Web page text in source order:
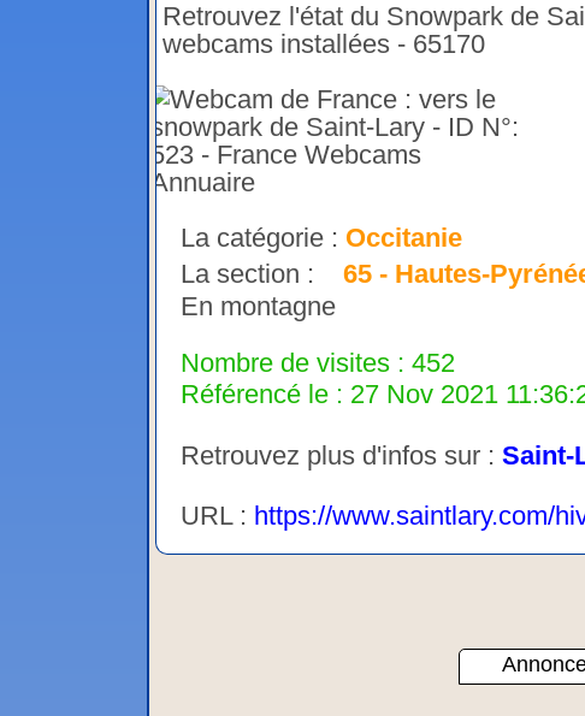
Retrouvez l'état du Snowpark de
webcams installées - 65170
La catégorie : Occitanie
La section : 65 - Hautes-
En montagne
Nombre de visites : 452
Référencé le : 27 Nov 2021
Retrouvez plus d'infos sur : Saint-
URL : https://www.saintlary.com/